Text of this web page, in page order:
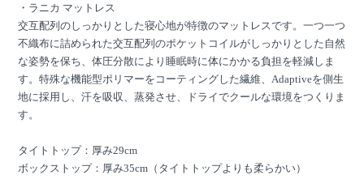
・ラニカ マットレス
交互配列のしっかりとした寝心地が特徴のマットレスです。一つ一つ
不織布に詰められた交互配列のポケットコイルがしっかりとした自然
な姿勢を保ち、体圧分散により睡眠時に体にかかる負担を軽減しま
す。特殊な機能型ポリマーをコーティングした繊維、Adaptiveを側生
地に採用し、汗を吸収、蒸発させ、ドライでクールな環境をつくりま
す。
タイトトップ：厚み29cm
ボックストップ：厚み35cm（タイトトップよりも柔らかい）